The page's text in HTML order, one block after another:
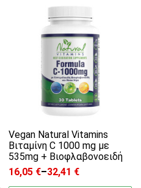
Vegan Natural Vitamins
Βιταμίνη C 1000 mg με
535mg + Bιοφλαβονοειδή
16,05 €–32,41 €
Price range: 16,05 € through
Αυτό το προϊόν έχει